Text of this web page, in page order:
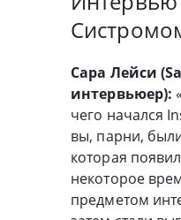
Сара Лейси
интервьюер):
чего начался
вы, парни,
которая
некоторое
предметом